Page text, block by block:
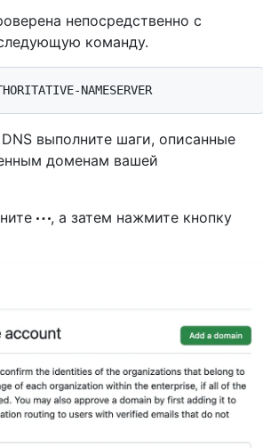
непосредственно с
команду.
выполните шаги, описанные
доменам вашей
, а затем нажмите кнопку